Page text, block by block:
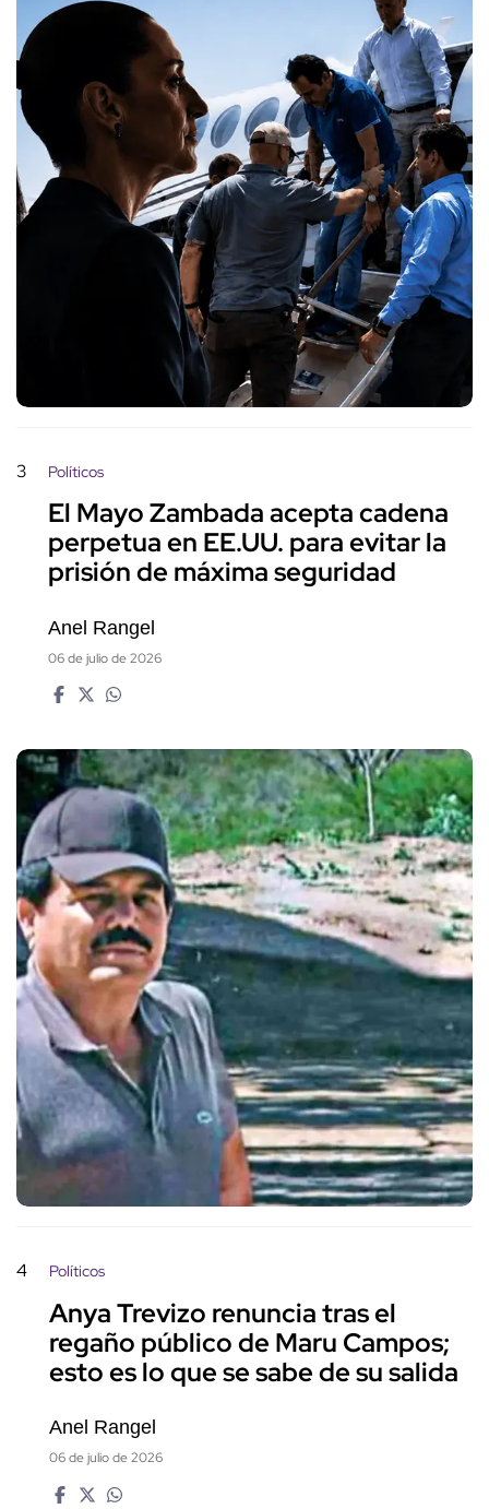
3 Políticos
El Mayo Zambada acepta cadena
perpetua en EE.UU. para evitar la
prisión de máxima seguridad
Anel Rangel
06 de julio de 2026
4 Políticos
Anya Trevizo renuncia tras el
regaño público de Maru Campos;
esto es lo que se sabe de su salida
Anel Rangel
06 de julio de 2026